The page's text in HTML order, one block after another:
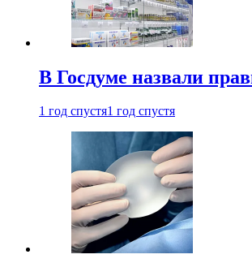
В Госдуме назвали
1 год спустя1 год спустя